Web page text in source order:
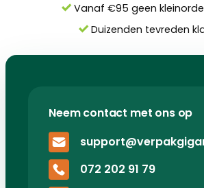
Vanaf €95 geen
Duizenden tevreden
Neem contact met ons op
072 202 91 79